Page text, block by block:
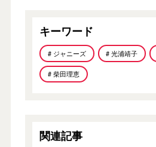
キーワード
# ジャニーズ # 光浦靖子
# 柴田理恵
関連記事